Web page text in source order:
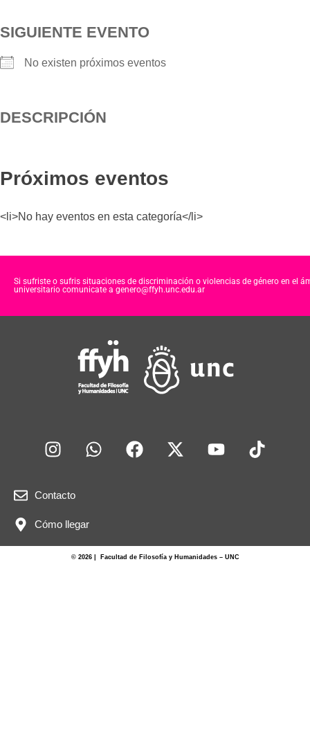
SIGUIENTE EVENTO
No existen próximos eventos
DESCRIPCIÓN
Próximos eventos
<li>No hay eventos en esta categoría</li>
Si sufriste o sufris situaciones de discriminación o violencias de género en el
universitario comunicate a genero@ffyh.unc.edu.ar
Contacto
Cómo llegar
© 2026 | Facultad de Filosofía y Humanidades – UNC